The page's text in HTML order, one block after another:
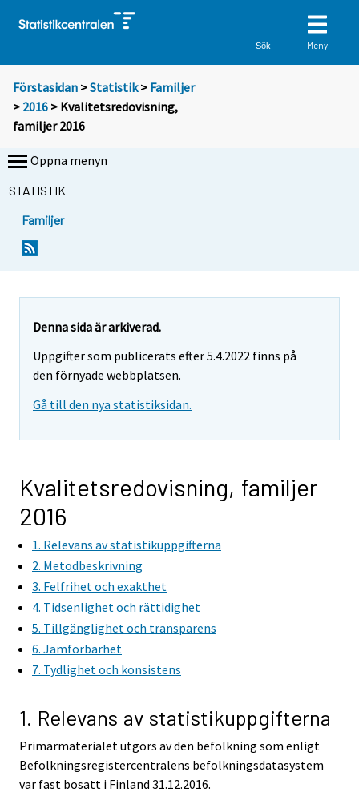
Sök Meny
Förstasidan >Statistik > Familjer
> 2016 > Kvalitetsredovisning,
familjer 2016
Öppna menyn
STATISTIK
Familjer
Denna sida är arkiverad.
Uppgifter som publicerats efter 5.4.2022 finns på
den förnyade webbplatsen.
Gå till den nya statistiksidan.
Kvalitetsredovisning, familjer
2016
1. Relevans av statistikuppgifterna
2. Metodbeskrivning
3. Felfrihet och exakthet
4. Tidsenlighet och rättidighet
5. Tillgänglighet och transparens
6. Jämförbarhet
7. Tydlighet och konsistens
1. Relevans av statistikuppgifterna
Primärmaterialet utgörs av den befolkning som enligt
Befolkningsregistercentralens befolkningsdatasystem
var fast bosatt i Finland 31.12.2016.